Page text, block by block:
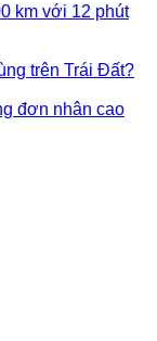
km với 12 phút
trên Trái Đất?
đơn nhân cao